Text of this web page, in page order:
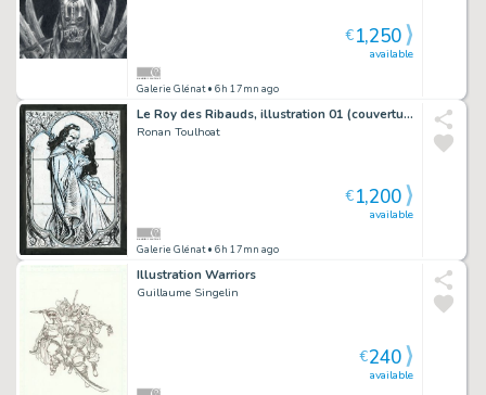
Galerie Glénat• 6h 17mn ago
available
€1,250
Le Roy des Ribauds, illustration 01 (couverture édition Bulle)
Ronan Toulhoat
Galerie Glénat• 6h 17mn ago
available
€1,200
Illustration Warriors
Guillaume Singelin
available
€240